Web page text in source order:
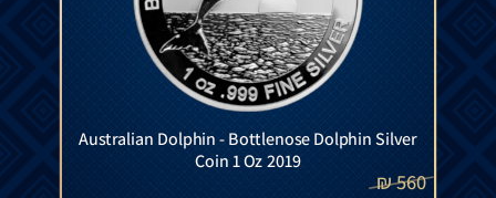
Australian Dolphin - Bottlenose Dolphin Silver
Coin 1 Oz 2019
560
₪